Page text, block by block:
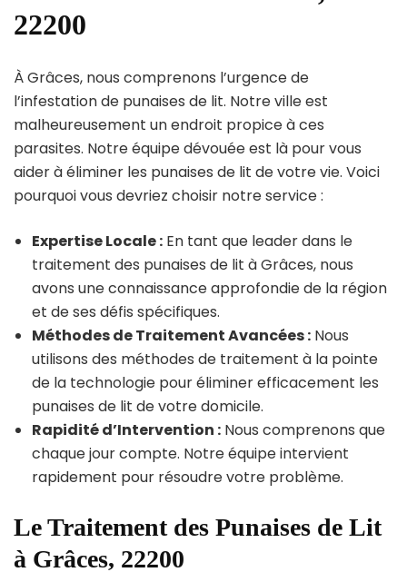
22200
À Grâces, nous comprenons l’urgence de
l’infestation de punaises de lit. Notre ville est
malheureusement un endroit propice à ces
parasites. Notre équipe dévouée est là pour vous
aider à éliminer les punaises de lit de votre vie. Voici
pourquoi vous devriez choisir notre service :
Expertise Locale : En tant que leader dans le
traitement des punaises de lit à Grâces, nous
avons une connaissance approfondie de la région
et de ses défis spécifiques.
Méthodes de Traitement Avancées : Nous
utilisons des méthodes de traitement à la pointe
de la technologie pour éliminer efficacement les
punaises de lit de votre domicile.
Rapidité d’Intervention : Nous comprenons que
chaque jour compte. Notre équipe intervient
rapidement pour résoudre votre problème.
Le Traitement des Punaises de Lit
à Grâces, 22200